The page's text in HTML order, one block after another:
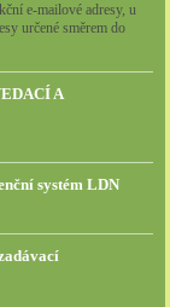
e-mailové adresy, u
určené směrem do
A
systém LDN